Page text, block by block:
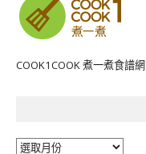
COOK1COOK 煮一煮食譜網
彙